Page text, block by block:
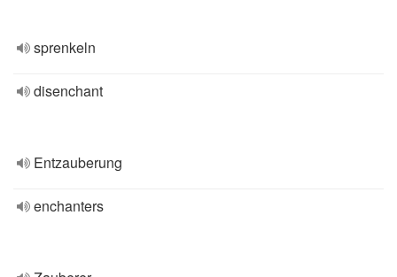
sprenkeln
disenchant
Entzauberung
enchanters